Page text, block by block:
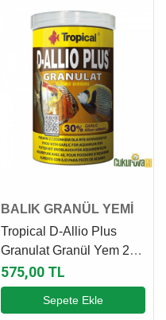
BALIK GRANÜL YEMİ
Tropical D-Allio Plus
Granulat Granül Yem 250
Ml - 150 Gr
575,00 TL
Sepete Ekle